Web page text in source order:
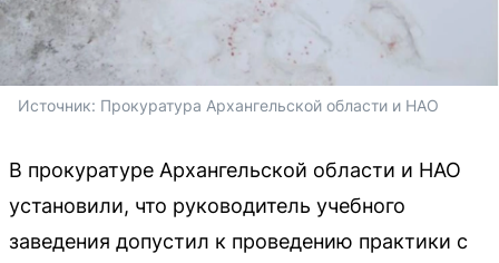
Источник: Прокуратура Архангельской области и НАО
В прокуратуре Архангельской области и НАО
установили, что руководитель учебного
заведения допустил к проведению практики с